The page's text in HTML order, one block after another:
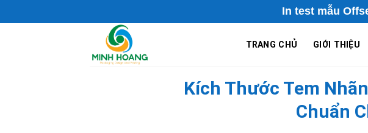
to
In test mẫu Offset
TRANG CHỦ GIỚI THIỆU
Kích Thước Tem
Chuẩn